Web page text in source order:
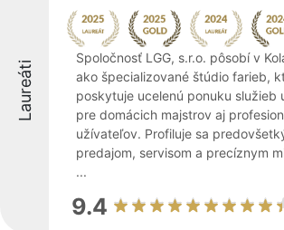
Laureáti
Spoločnosť LGG, s.r.o. pôsobí v
ako špecializované štúdio farieb,
poskytuje ucelenú ponuku služieb
pre domácich majstrov aj
užívateľov. Profiluje sa
predajom, servisom a precíznym
...
9.4